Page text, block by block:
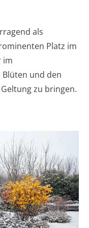
als
Platz im
im
Blüten und den
zu bringen.